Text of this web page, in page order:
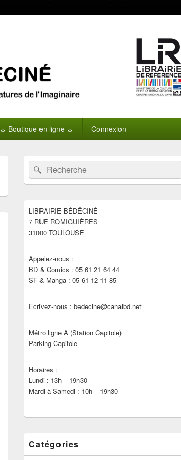
☼ Boutique en ligne ☼ Connexion
Zone
principale
de
widget
barre
latérale
Recherche :Rechercher
LIBRAIRIE BÉDÉCINÉ
7 RUE ROMIGUIÈRES
31000 TOULOUSE
Appelez-nous :
BD & Comics : 05 61 21 64 44
SF & Manga : 05 61 12 11 85
Ecrivez-nous : bedecine@canalbd.net
Métro ligne A (Station Capitole)
Parking Capitole
Horaires :
Lundi : 13h – 19h30
Mardi à Samedi : 10h – 19h30
Catégories